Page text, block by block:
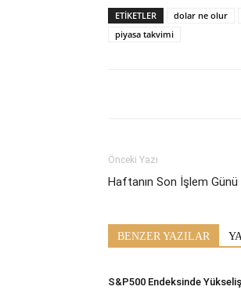
ETİKETLER dolar ne olur
piyasa takvimi
Önceki Yazı
Haftanın Son İşlem
BENZER YAZILAR
S&P500 Endeksinde